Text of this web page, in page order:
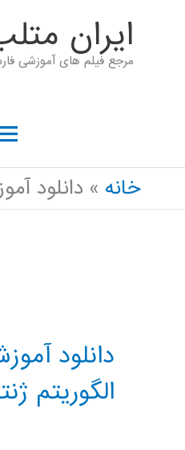
ايران
مرجع فیلم های آموزشی
خانه دانلود
دانلود
الگوریتم